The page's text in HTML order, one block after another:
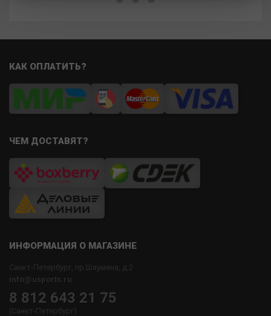
КАК ОПЛАТИТЬ?
ЧЕМ ДОСТАВЯТ?
ИНФОРМАЦИЯ О МАГАЗИНЕ
Санкт-Петербург, пр.Шаумяна, д.2
info@usports.ru
8 812 643 21 75
(Санкт-Петербург)